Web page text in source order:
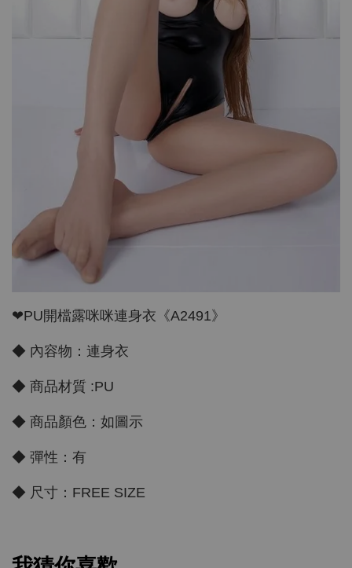
❤PU開檔露咪咪連身衣《A2491》
◆ 內容物：連身衣
◆ 商品材質 :PU
◆ 商品顏色：如圖示
◆ 彈性：有
◆ 尺寸：FREE SIZE